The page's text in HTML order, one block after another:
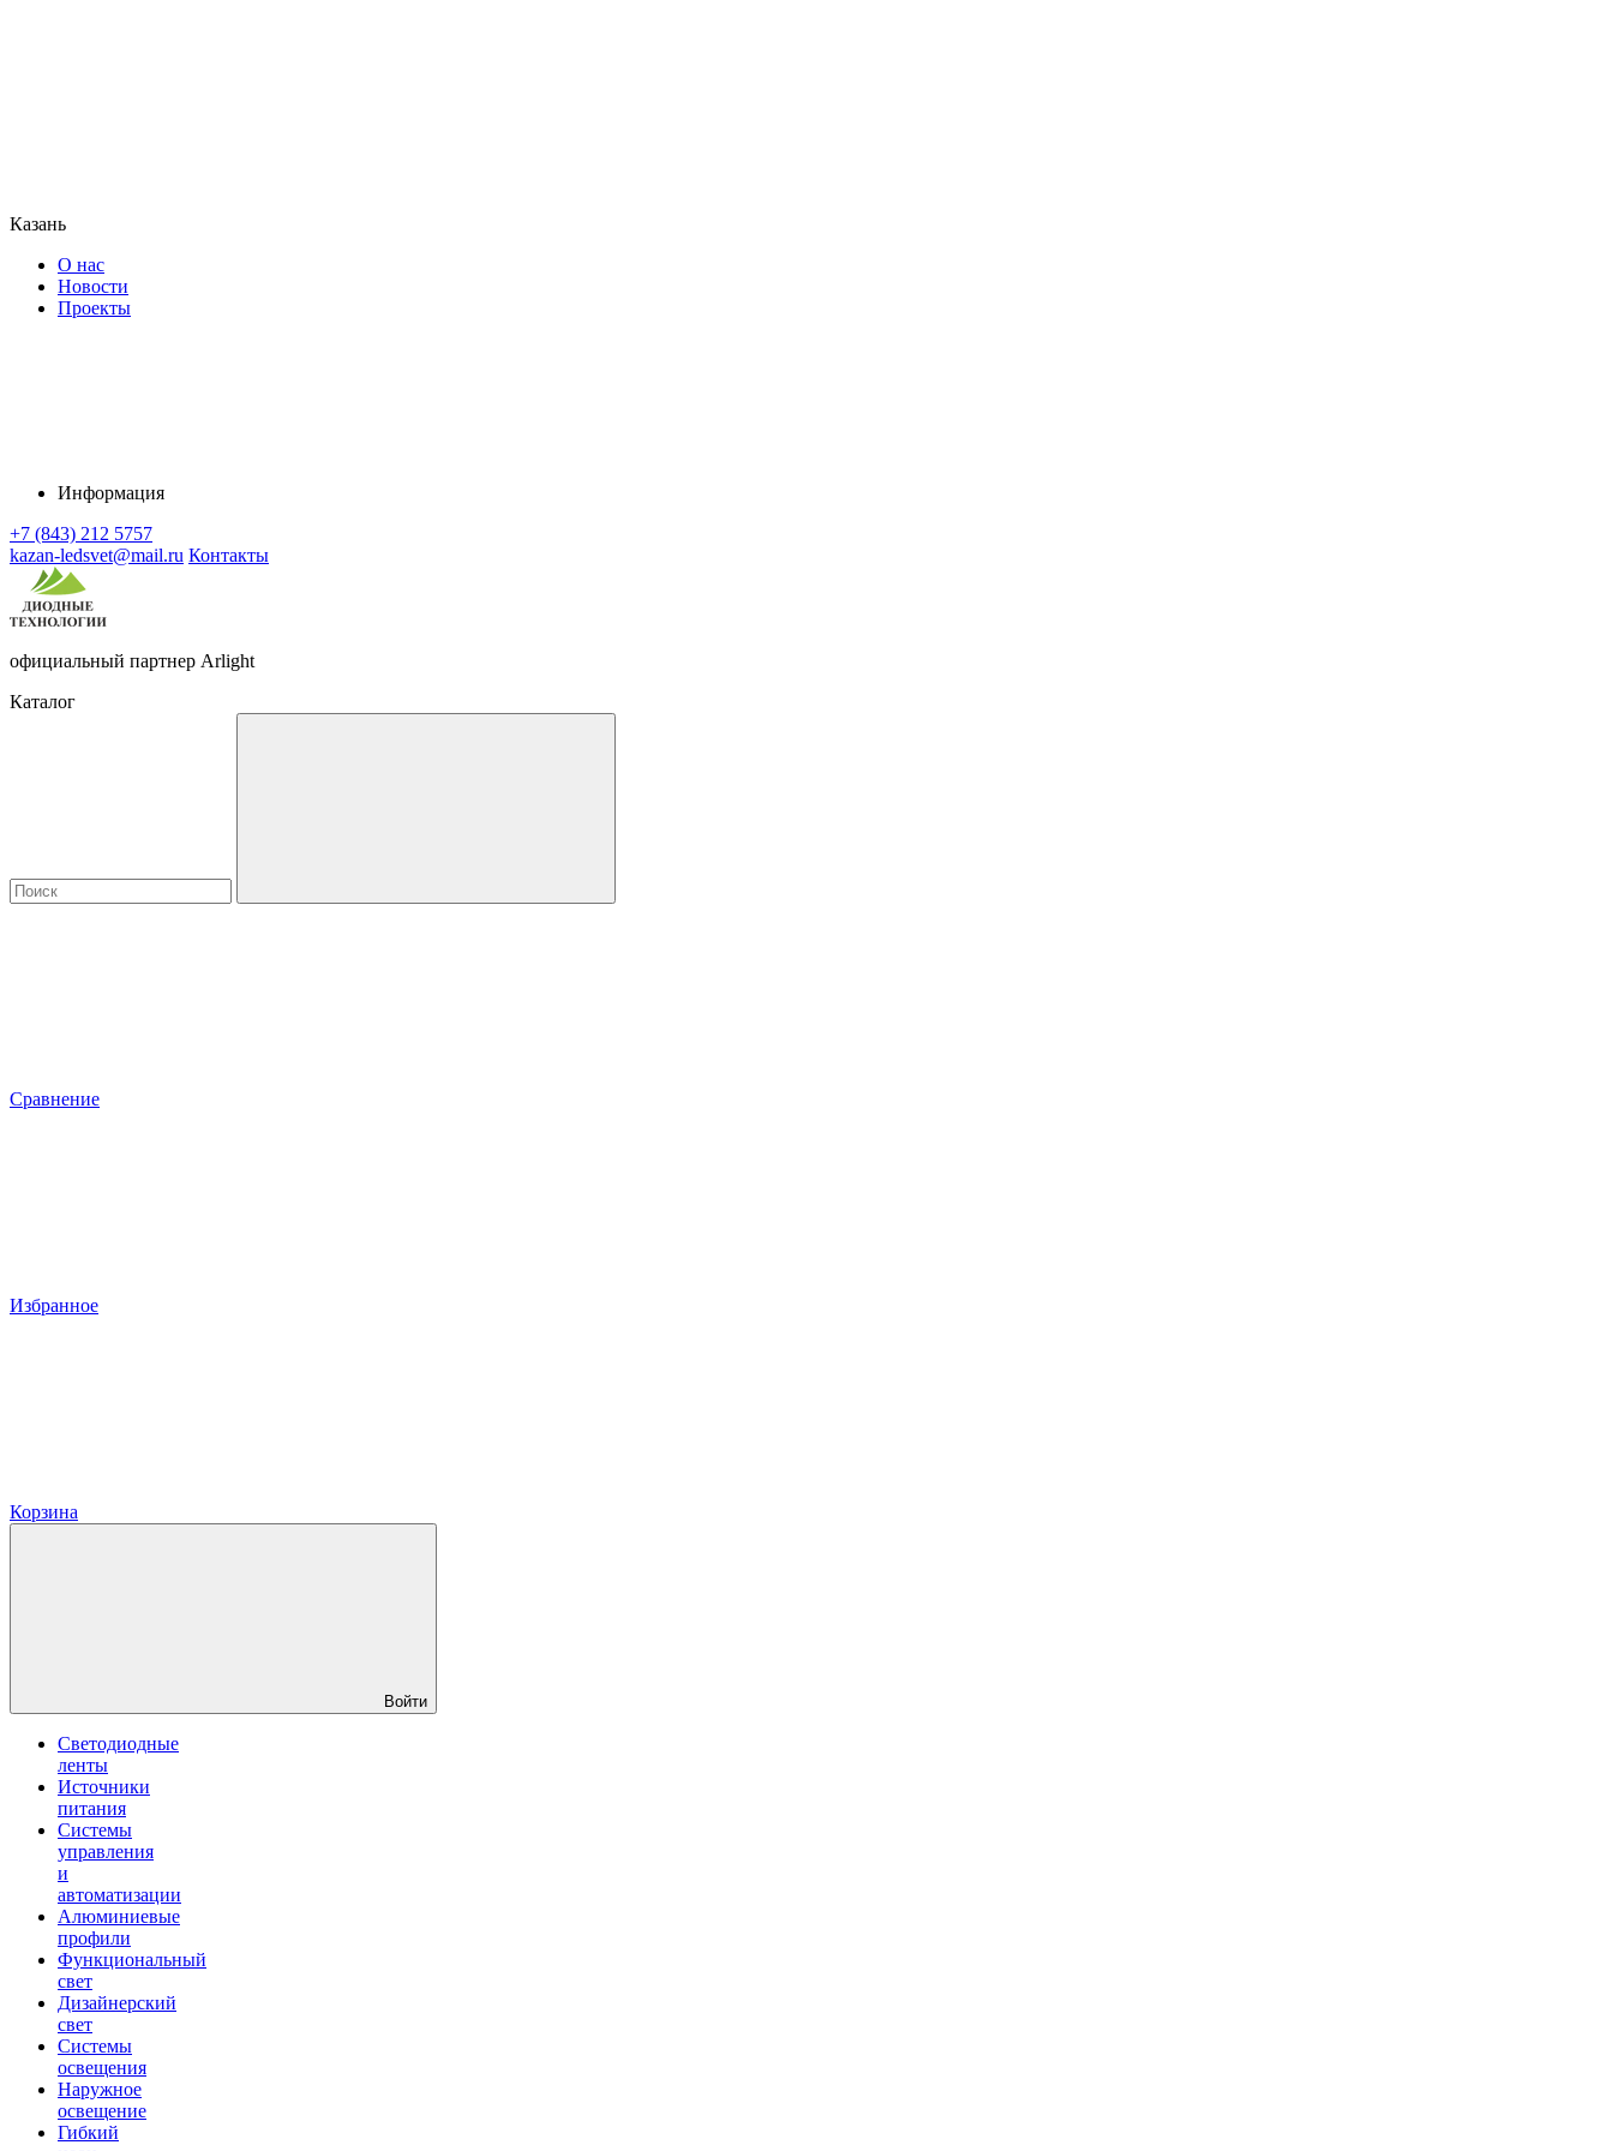
Казань
О нас
Новости
Проекты
Информация
+7 (843) 212 5757
kazan-ledsvet@mail.ru Контакты
официальный партнер Arlight
Каталог
Сравнение
Избранное
Корзина
Войти
Светодиодные
ленты
Источники
питания
Системы
управления
и
автоматизации
Алюминиевые
профили
Функциональный
свет
Дизайнерский
свет
Системы
освещения
Наружное
освещение
Гибкий